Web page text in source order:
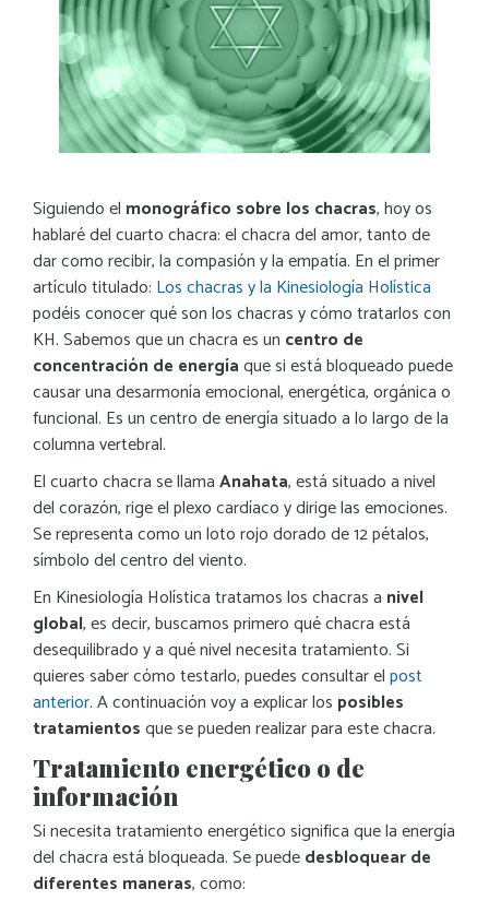
Siguiendo el monográfico sobre los chacras, hoy os
hablaré del cuarto chacra: el chacra del amor, tanto de
dar como recibir, la compasión y la empatía. En el primer
artículo titulado: Los chacras y la Kinesiología Holística
podéis conocer qué son los chacras y cómo tratarlos con
KH. Sabemos que un chacra es un centro de
concentración de energíaque si está bloqueado puede
causar una desarmonía emocional, energética, orgánica o
funcional. Es un centro de energía situado a lo largo de la
columna vertebral.
El cuarto chacra se llamaAnahata, está situado a nivel
del corazón, rige el plexo cardíaco y dirige las emociones.
Se representa como un loto rojo dorado de 12 pétalos,
símbolo del centro del viento.
En Kinesiología Holística tratamos los chacras a nivel
global, es decir, buscamos primero qué chacra está
desequilibrado y a qué nivel necesita tratamiento. Si
quieres saber cómo testarlo, puedes consultar elpost
anterior. A continuación voy a explicar los posibles
tratamientosque se pueden realizar para este chacra.
Tratamiento energético o de
información
Si necesita tratamiento energético significa que la energía
del chacra está bloqueada. Se puededesbloquear de
diferentes maneras, como: